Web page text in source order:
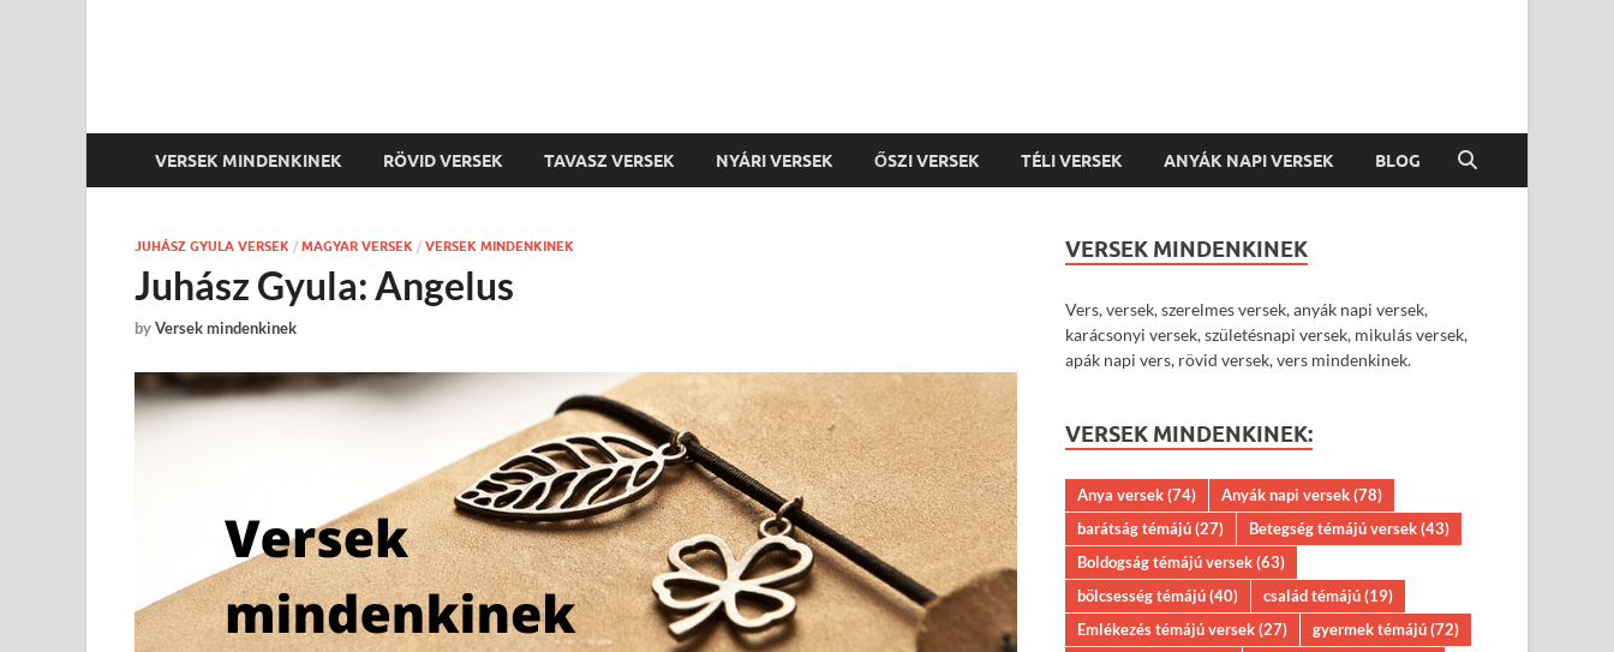
VERSEK MINDENKINEK RÖVID VERSEK TAVASZ VERSEK NYÁRI VERSEK ŐSZI VERSEK TÉLI VERSEK ANYÁK NAPI VERSEK BLOG
JUHÁSZ GYULA VERSEK / MAGYAR VERSEK / VERSEK MINDENKINEK
Juhász Gyula: Angelus
byVersek mindenkinek
VERSEK MINDENKINEK
Vers, versek, szerelmes versek, anyák napi versek,
karácsonyi versek, születésnapi versek, mikulás versek,
apák napi vers, rövid versek, vers mindenkinek.
VERSEK MINDENKINEK:
Anya versek(74) Anyák napi versek(78)
barátság témájú(27) Betegség témájú versek(43)
Boldogság témájú versek(63)
bölcsesség témájú(40) család témájú(19)
Emlékezés témájú versek(27) gyermek témájú(72)